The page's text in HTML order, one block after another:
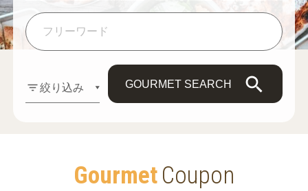
絞り込み GOURMET SEARCH
GourmetCoupon